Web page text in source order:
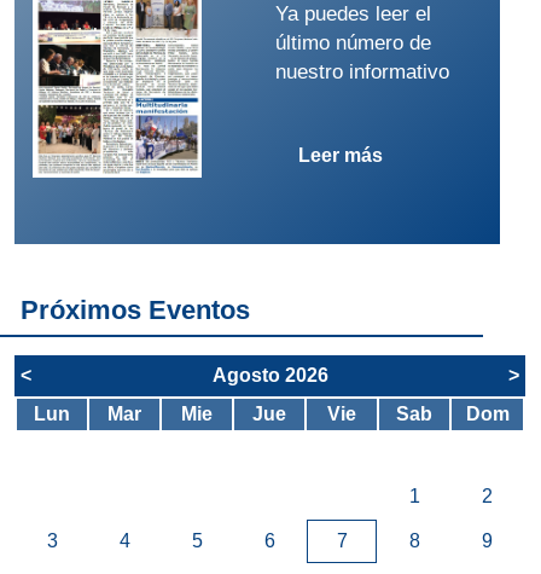
Ya puedes leer el
último número de
nuestro informativo
Leer más
Próximos Eventos
< Agosto 2026
>
Lun
Mar Mie Jue Vie Sab Dom
1 2
3 4 5 6 7 8 9